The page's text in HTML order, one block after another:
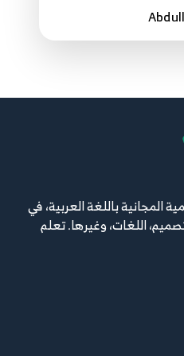
المجانية باللغة العربية، في
اللغات، وغيرها. تعلم